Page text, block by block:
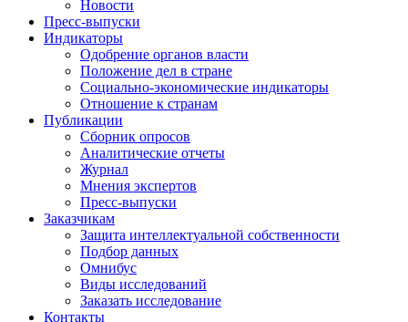
Новости
Пресс-выпуски
Индикаторы
Одобрение органов власти
Положение дел в стране
Социально-экономические индикаторы
Отношение к странам
Публикации
Сборник опросов
Аналитические отчеты
Журнал
Мнения экспертов
Пресс-выпуски
Заказчикам
Защита интеллектуальной собственности
Подбор данных
Омнибус
Виды исследований
Заказать исследование
Контакты